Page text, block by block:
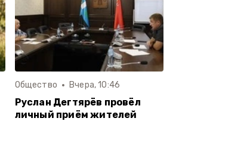
Общество Вчера, 10:46
Руслан Дегтярёв провёл
личный приём жителей